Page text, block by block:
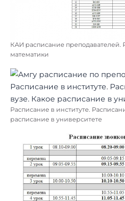
КАИ расписание преподавателей.
математики
Расписание в институте.
расписание в университете